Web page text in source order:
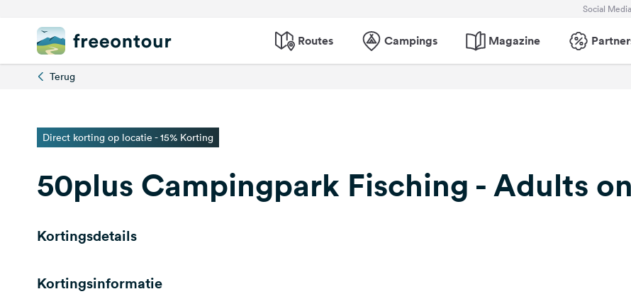
Social Media
Routes Campings Magazine
Terug
Direct korting op locatie - 15% Korting
50plus Campingpark Fisching - Adults
Kortingsdetails
Kortingsinformatie